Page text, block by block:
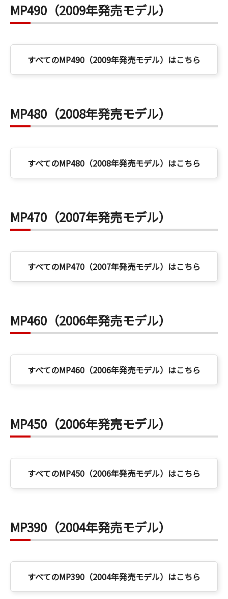
MP490（2009年発売モデル）
すべてのMP490（2009年発売モデル）はこちら
MP480（2008年発売モデル）
すべてのMP480（2008年発売モデル）はこちら
MP470（2007年発売モデル）
すべてのMP470（2007年発売モデル）はこちら
MP460（2006年発売モデル）
すべてのMP460（2006年発売モデル）はこちら
MP450（2006年発売モデル）
すべてのMP450（2006年発売モデル）はこちら
MP390（2004年発売モデル）
すべてのMP390（2004年発売モデル）はこちら